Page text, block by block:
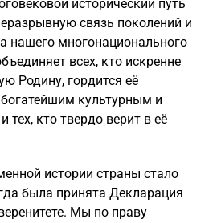
исторический путь
связь поколений и
нашего многонационального
всех, кто искренне
Родину, гордится её
культурным и
кто твердо верит в её
истории страны стало
была принята Декларация
Мы по праву